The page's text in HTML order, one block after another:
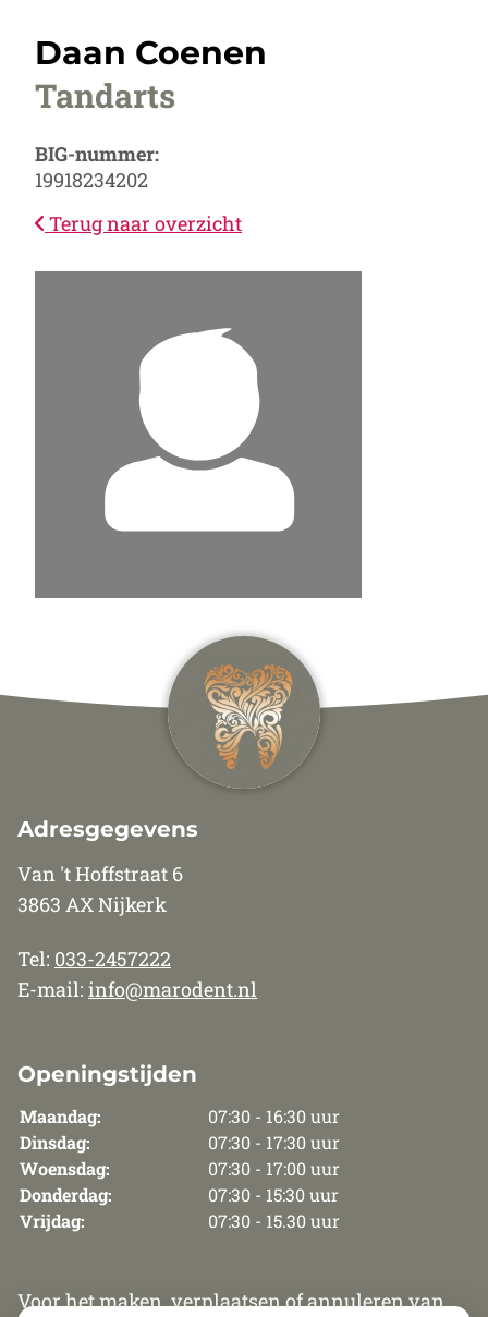
Daan Coenen
Tandarts
BIG-nummer:
19918234202
Terug naar overzicht
Adresgegevens
Van 't Hoffstraat 6
3863 AX Nijkerk
Tel: 033-2457222
E-mail: info@marodent.nl
Openingstijden
Maandag:
07:30 - 16:30 uur
Dinsdag:
07:30 - 17:30 uur
Woensdag:
07:30 - 17:00 uur
Donderdag:
07:30 - 15:30 uur
Vrijdag:
07:30 - 15.30 uur
Voor het maken, verplaatsen of annuleren van